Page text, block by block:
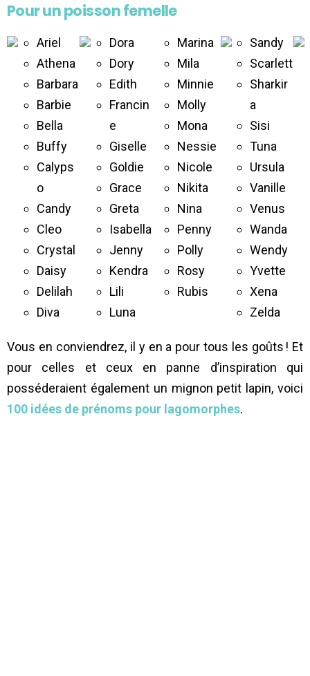
Pour un poisson femelle
Ariel
Athena
Barbara
Barbie
Bella
Buffy
Calyps
o
Candy
Cleo
Crystal
Daisy
Delilah
Diva
Dora
Dory
Edith
Francin
e
Giselle
Goldie
Grace
Greta
Isabella
Jenny
Kendra
Lili
Luna
Marina
Mila
Minnie
Molly
Mona
Nessie
Nicole
Nikita
Nina
Penny
Polly
Rosy
Rubis
Sandy
Scarlett
Sharkir
a
Sisi
Tuna
Ursula
Vanille
Venus
Wanda
Wendy
Yvette
Xena
Zelda
Vous en conviendrez, il y en a pour tous les goûts ! Et
pour celles et ceux en panne d’inspiration qui
posséderaient également un mignon petit lapin, voici
100 idées de prénoms pour lagomorphes.